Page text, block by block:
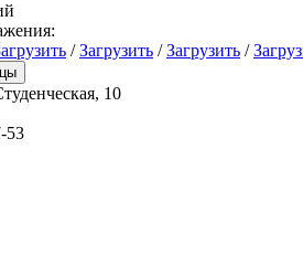
/Загрузить /Загрузить /
10
53